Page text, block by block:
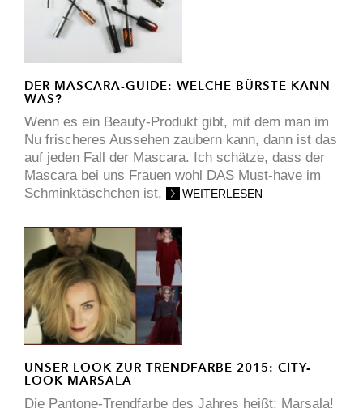
DER MASCARA-GUIDE: WELCHE BÜRSTE KANN
WAS?
Wenn es ein Beauty-Produkt gibt, mit dem man im
Nu frischeres Aussehen zaubern kann, dann ist das
auf jeden Fall der Mascara. Ich schätze, dass der
Mascara bei uns Frauen wohl DAS Must-have im
Schminktäschchen ist.
WEITERLESEN
UNSER LOOK ZUR TRENDFARBE 2015: CITY-
LOOK MARSALA
Die Pantone-Trendfarbe des Jahres heißt: Marsala!